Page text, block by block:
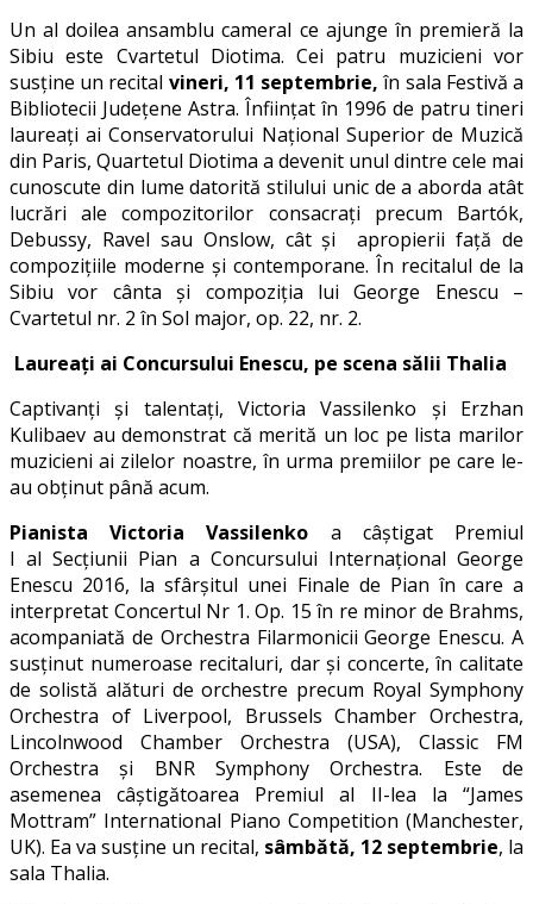
Un al doilea ansamblu cameral ce ajunge în premieră la
Sibiu este Cvartetul Diotima. Cei patru muzicieni vor
susține un recital vineri, 11 septembrie, în sala Festivă a
Bibliotecii Județene Astra. Înființat în 1996 de patru tineri
laureați ai Conservatorului Național Superior de Muzică
din Paris, Quartetul Diotima a devenit unul dintre cele mai
cunoscute din lume datorită stilului unic de a aborda atât
lucrări ale compozitorilor consacrați precum Bartók,
Debussy, Ravel sau Onslow, cât și apropierii față de
compozițiile moderne și contemporane. În recitalul de la
Sibiu vor cânta și compoziția lui George Enescu –
Cvartetul nr. 2 în Sol major, op. 22, nr. 2.
Laureați ai Concursului Enescu, pe scena sălii Thalia
Captivanți și talentați, Victoria Vassilenko și Erzhan
Kulibaev au demonstrat că merită un loc pe lista marilor
muzicieni ai zilelor noastre, în urma premiilor pe care le-
au obținut până acum.
Pianista Victoria Vassilenko a câștigat Premiul
I al Secțiunii Pian a Concursului Internațional George
Enescu 2016, la sfârșitul unei Finale de Pian în care a
interpretat Concertul Nr 1. Op. 15 în re minor de Brahms,
acompaniată de Orchestra Filarmonicii George Enescu. A
susţinut numeroase recitaluri, dar şi concerte, în calitate
de solistă alături de orchestre precum Royal Symphony
Orchestra of Liverpool, Brussels Chamber Orchestra,
Lincolnwood Chamber Orchestra (USA), Classic FM
Orchestra și BNR Symphony Orchestra. Este de
asemenea câștigătoarea Premiul al II-lea la “James
Mottram” International Piano Competition (Manchester,
UK). Ea va susține un recital, sâmbătă, 12 septembrie, la
sala Thalia.